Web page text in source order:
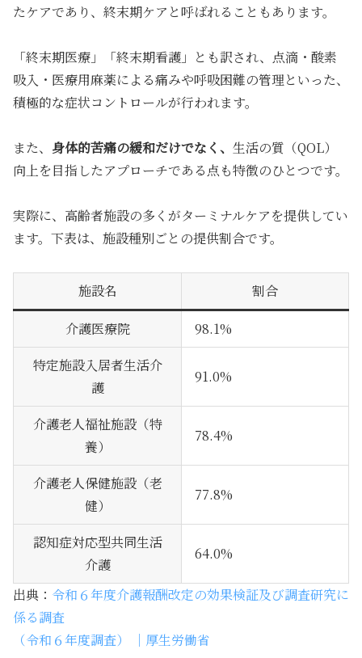
たケアであり、終末期ケアと呼ばれることもあります。
「終末期医療」「終末期看護」とも訳され、点滴・酸素
吸入・医療用麻薬による痛みや呼吸困難の管理といった、
積極的な症状コントロールが行われます。
また、 身体的苦痛の緩和だけでなく、 生活の質（QOL）
向上を目指したアプローチである点も特徴のひとつです。
実際に、高齢者施設の多くがターミナルケアを提供してい
ます。下表は、施設種別ごとの提供割合です。
施設名 割合
介護医療院
98.1%
特定施設入居者生活介
護
91.0%
介護老人福祉施設（特
養）
78.4%
介護老人保健施設（老
健）
77.8%
認知症対応型共同生活
介護
64.0%
出典： 令和６年度介護報酬改定の効果検証及び調査研究に
係る調査
（令和６年度調査） ｜厚生労働省